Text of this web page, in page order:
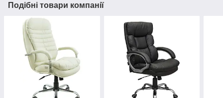
Подібні товари компанії